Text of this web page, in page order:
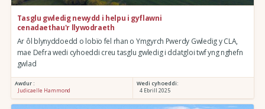
Tasglu gwledig newydd i helpu i gyflawni
cenadaethau'r llywodraeth
Ar ôl blynyddoedd o lobïo fel rhan o Ymgyrch Pwerdy Gwledig y CLA,
mae Defra wedi cyhoeddi creu tasglu gwledig i ddatgloi twf yng nghefn
gwlad
Awdur :
Judicaelle Hammond
Wedi cyhoeddi:
4 Ebrill 2025